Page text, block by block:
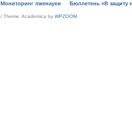
Мониторинг лженауки Бюллетень «В защиту
/ Theme: Academica by WPZOOM